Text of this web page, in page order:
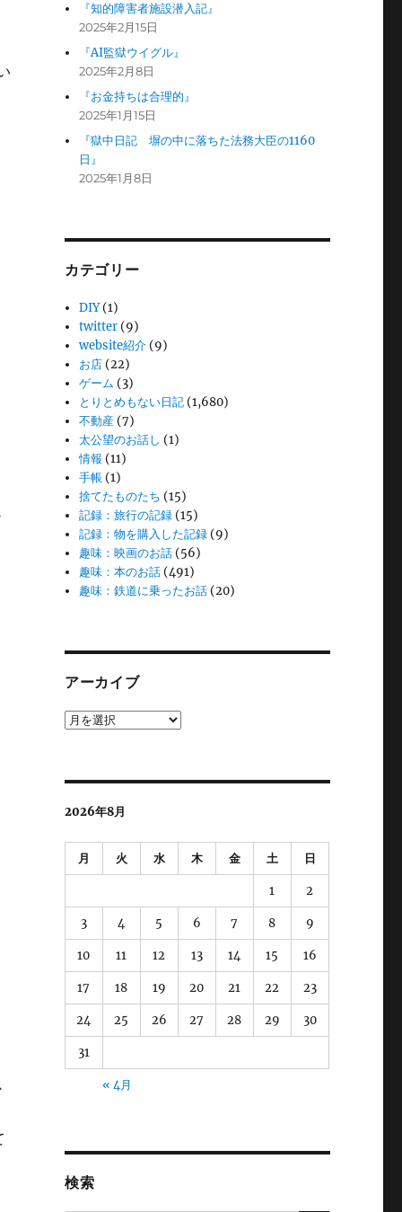
『知的障害者施設潜入記』
2025年2月15日
『AI監獄ウイグル』
2025年2月8日
『お金持ちは合理的』
2025年1月15日
『獄中日記 塀の中に落ちた法務大臣の1160
日』
2025年1月8日
カテゴリー
DIY(1)
twitter (9)
website紹介 (9)
お店 (22)
ゲーム (3)
とりとめもない日記 (1,680)
不動産 (7)
太公望のお話し (1)
情報 (11)
手帳 (1)
捨てたものたち (15)
記録：旅行の記録 (15)
記録：物を購入した記録 (9)
趣味：映画のお話 (56)
趣味：本のお話 (491)
趣味：鉄道に乗ったお話 (20)
アーカイブ
ア
2026年8月
月 火 水 木 金 土 日
1 2
3 4 5 6 7 8 9
10 11 12 13 14 15 16
17 18 19 20 21 22 23
24 25 26 27 28 29 30
31
« 4月
検索